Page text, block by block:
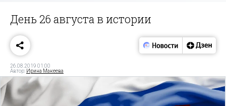
День 26 августа в истории
26.08.2019 01:00
Автор: Ирина Макеева